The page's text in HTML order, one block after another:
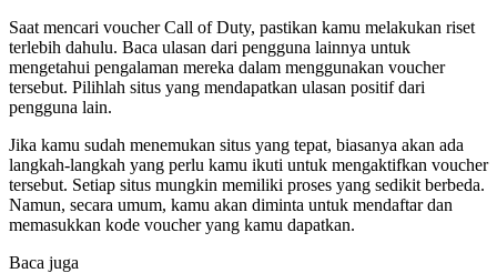
Saat mencari voucher Call of Duty, pastikan kamu melakukan riset
terlebih dahulu. Baca ulasan dari pengguna lainnya untuk
mengetahui pengalaman mereka dalam menggunakan voucher
tersebut. Pilihlah situs yang mendapatkan ulasan positif dari
pengguna lain.
Jika kamu sudah menemukan situs yang tepat, biasanya akan ada
langkah-langkah yang perlu kamu ikuti untuk mengaktifkan voucher
tersebut. Setiap situs mungkin memiliki proses yang sedikit berbeda.
Namun, secara umum, kamu akan diminta untuk mendaftar dan
memasukkan kode voucher yang kamu dapatkan.
Baca juga